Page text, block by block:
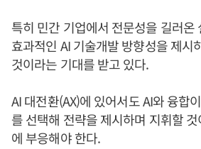
특히 민간 기업에서 전문성을 길러온
효과적인 AI 기술개발 방향성을 제시
것이라는 기대를 받고 있다.
AI 대전환(AX)에 있어서도 AI와 융합
를 선택해 전략을 제시하며 지휘할
에 부응해야 한다.